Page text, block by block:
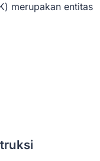
merupakan entitas